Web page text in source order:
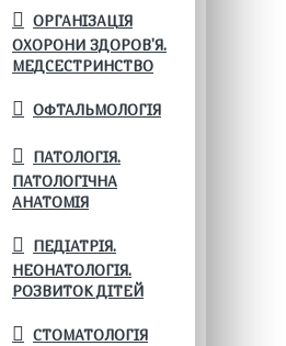
ОРГАНІЗАЦІЯ
ОХОРОНИ ЗДОРОВ'Я.
МЕДСЕСТРИНСТВО
ОФТАЛЬМОЛОГІЯ
ПАТОЛОГІЯ.
ПАТОЛОГІЧНА
АНАТОМІЯ
ПЕДІАТРІЯ.
НЕОНАТОЛОГІЯ.
РОЗВИТОК ДІТЕЙ
СТОМАТОЛОГІЯ